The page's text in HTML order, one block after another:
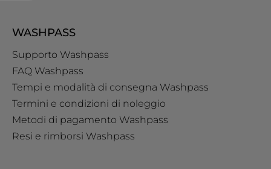
WASHPASS
Supporto Washpass
FAQ Washpass
Tempi e modalità di consegna Washpass
Termini e condizioni di noleggio
Metodi di pagamento Washpass
Resi e rimborsi Washpass